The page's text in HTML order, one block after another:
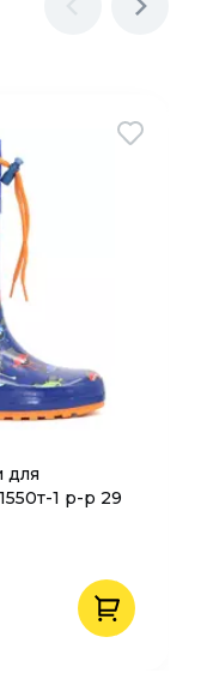
для
1 р-р 29